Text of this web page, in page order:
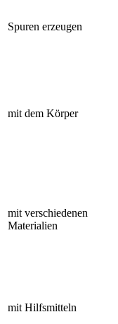
Spuren erzeugen
mit dem Körper
mit verschiedenen
Materialien
mit Hilfsmitteln